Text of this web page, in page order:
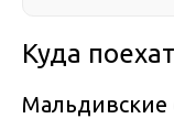
Куда
Мальдивские